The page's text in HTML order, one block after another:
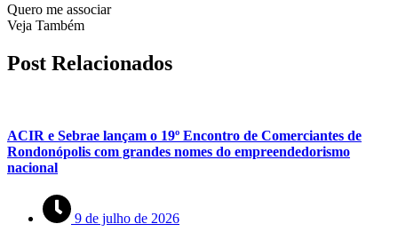
Quero me associar
Veja Também
Post Relacionados
ACIR e Sebrae lançam o 19º Encontro de Comerciantes de
Rondonópolis com grandes nomes do empreendedorismo
nacional
9 de julho de 2026